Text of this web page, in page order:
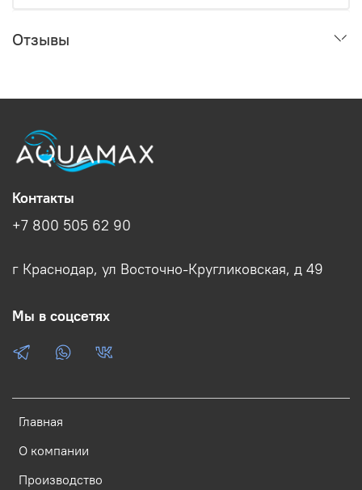
Отзывы
Главная
О компании
Производство
Контакты
+7 800 505 62 90
г Краснодар, ул Восточно-Кругликовская, д 49
Мы в соцсетях